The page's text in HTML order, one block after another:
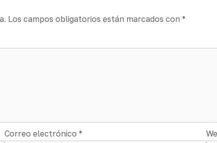
Los campos obligatorios están marcados con*
Correo electrónico*